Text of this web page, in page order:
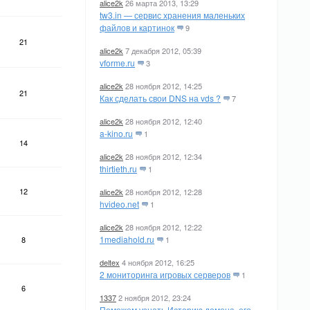
alice2k 26 марта 2013, 13:29
tw3.in — сервис хранения маленьких
файлов и картинок
9
alice2k 7 декабря 2012, 05:39
vforme.ru 3
alice2k 28 ноября 2012, 14:25
Как сделать свои DNS на vds ? 7
alice2k 28 ноября 2012, 12:40
a-kino.ru 1
alice2k 28 ноября 2012, 12:34
thirtieth.ru 1
alice2k 28 ноября 2012, 12:28
hvideo.net 1
alice2k 28 ноября 2012, 12:22
1mediahold.ru 1
deltex 4 ноября 2012, 16:25
2 мониторинга игровых серверов 1
13372 ноября 2012, 23:24
21
21
14
12
8
6